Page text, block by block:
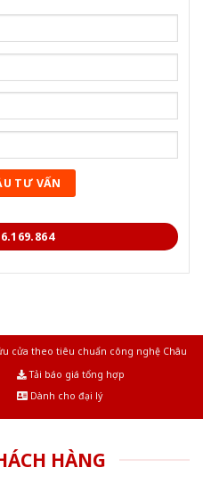
cửa theo tiêu chuẩn công nghệ Châu
Tải báo giá tổng hợp
Dành cho đại lý
HÀNG